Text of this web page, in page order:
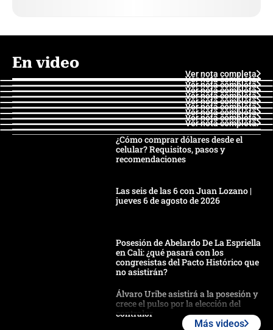
En video
Ver nota completa
Ver nota completa
Ver nota completa
Ver nota completa
Ver nota completa
Ver nota completa
Ver nota completa
Ver nota completa
Ver nota completa
Ver nota completa
¿Cómo comprar dólares desde el
celular? Requisitos, pasos y
recomendaciones
Las seis de las 6 con Juan Lozano |
jueves 6 de agosto de 2026
Posesión de Abelardo De La Espriella
en Cali: ¿qué pasará con los
congresistas del Pacto Histórico que
no asistirán?
Álvaro Uribe asistirá a la posesión y
crece el pulso por la elección del
contralor
Más videos